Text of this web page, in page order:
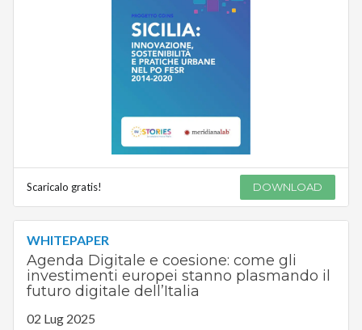
Scaricalo gratis! DOWNLOAD
WHITEPAPER
Agenda Digitale e coesione: come gli
investimenti europei stanno plasmando il
futuro digitale dell’Italia
02 Lug 2025